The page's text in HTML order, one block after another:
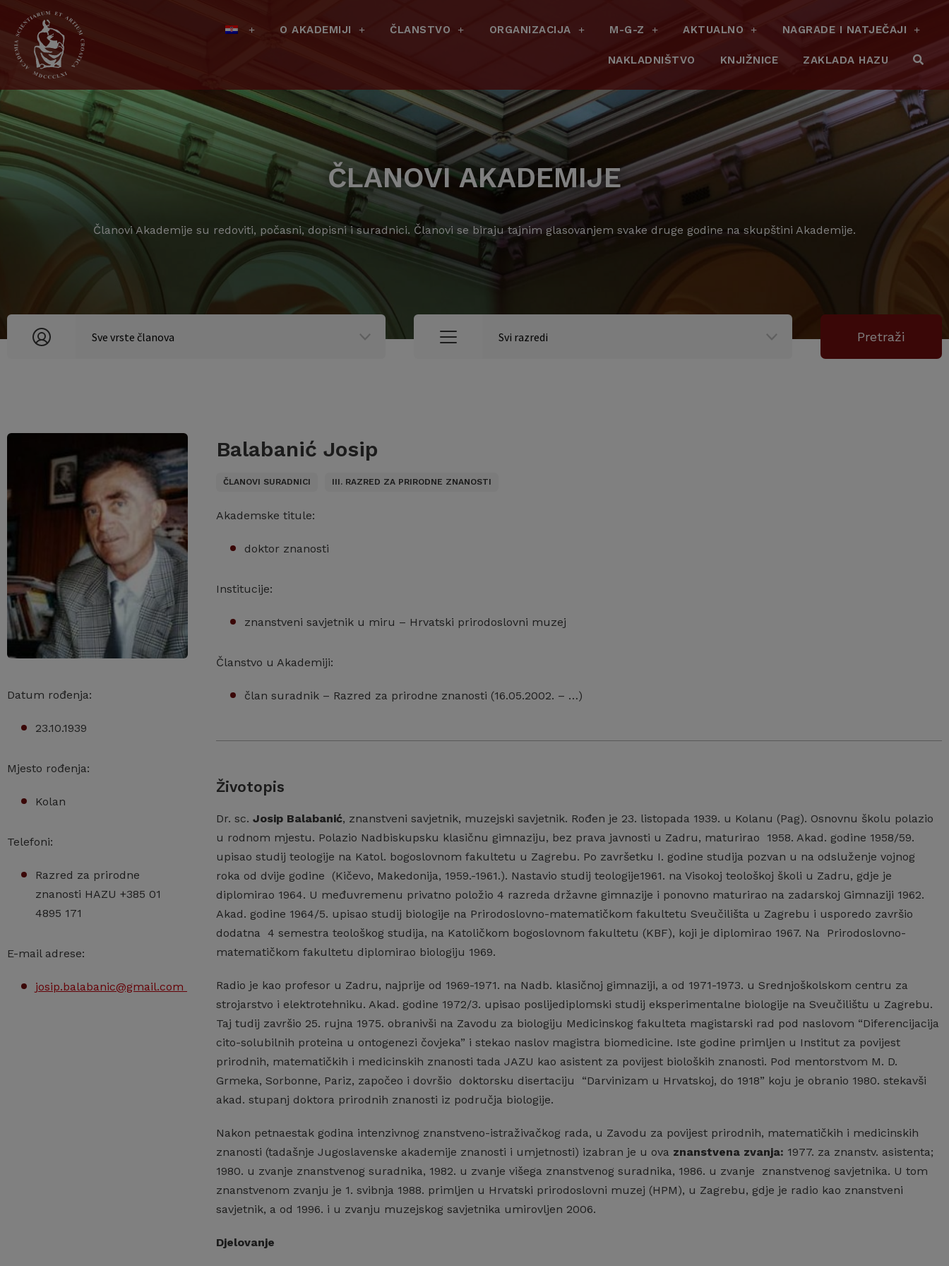
O AKADEMIJI ČLANSTVO ORGANIZACIJA M-G-Z AKTUALNO NAGRADE I NATJEČAJI
NAKLADNIŠTVO KNJIŽNICE ZAKLADA HAZU
ČLANOVI AKADEMIJE
Članovi Akademije su redoviti, počasni, dopisni i suradnici. Članovi se biraju tajnim glasovanjem svake druge godine na skupštini Akademije.
Datum rođenja:
23.10.1939
Mjesto rođenja:
Kolan
Telefoni:
Razred za prirodne
znanosti HAZU +385 01
4895 171
E-mail adrese:
josip.balabanic@gmail.com
Balabanić Josip
ČLANOVI SURADNICI III. RAZRED ZA PRIRODNE ZNANOSTI
Akademske titule:
doktor znanosti
Institucije:
znanstveni savjetnik u miru – Hrvatski prirodoslovni muzej
Članstvo u Akademiji:
član suradnik – Razred za prirodne znanosti (16.05.2002. – …)
Životopis
Dr. sc.Josip Balabanić, znanstveni savjetnik, muzejski savjetnik. Rođen je 23. listopada 1939. u Kolanu (Pag). Osnovnu školu polazio
u rodnom mjestu. Polazio Nadbiskupsku klasičnu gimnaziju, bez prava javnosti u Zadru, maturirao 1958. Akad. godine 1958/59.
upisao studij teologije na Katol. bogoslovnom fakultetu u Zagrebu. Po završetku I. godine studija pozvan u na odsluženje vojnog
roka od dvije godine (Kičevo, Makedonija, 1959.-1961.). Nastavio studij teologije1961. na Visokoj teološkoj školi u Zadru, gdje je
diplomirao 1964. U međuvremenu privatno položio 4 razreda državne gimnazije i ponovno maturirao na zadarskoj Gimnaziji 1962.
Akad. godine 1964/5. upisao studij biologije na Prirodoslovno-matematičkom fakultetu Sveučilišta u Zagrebu i usporedo završio
dodatna 4 semestra teološkog studija, na Katoličkom bogoslovnom fakultetu (KBF), koji je diplomirao 1967. Na Prirodoslovno-
matematičkom fakultetu diplomirao biologiju 1969.
Radio je kao profesor u Zadru, najprije od 1969-1971. na Nadb. klasičnoj gimnaziji, a od 1971-1973. u Srednjoškolskom centru za
strojarstvo i elektrotehniku. Akad. godine 1972/3. upisao poslijediplomski studij eksperimentalne biologije na Sveučilištu u Zagrebu.
Taj tudij završio 25. rujna 1975. obranivši na Zavodu za biologiju Medicinskog fakulteta magistarski rad pod naslovom “Diferencijacija
cito-solubilnih proteina u ontogenezi čovjeka” i stekao naslov magistra biomedicine. Iste godine primljen u Institut za povijest
prirodnih, matematičkih i medicinskih znanosti tada JAZU kao asistent za povijest bioloških znanosti. Pod mentorstvom M. D.
Grmeka, Sorbonne, Pariz, započeo i dovršio doktorsku disertaciju “Darvinizam u Hrvatskoj, do 1918” koju je obranio 1980. stekavši
akad. stupanj doktora prirodnih znanosti iz područja biologije.
Nakon petnaestak godina intenzivnog znanstveno-istraživačkog rada, u Zavodu za povijest prirodnih, matematičkih i medicinskih
znanosti (tadašnje Jugoslavenske akademije znanosti i umjetnosti) izabran je u ova znanstvena zvanja: 1977. za znanstv. asistenta;
1980. u zvanje znanstvenog suradnika, 1982. u zvanje višega znanstvenog suradnika, 1986. u zvanje znanstvenog savjetnika. U tom
znanstvenom zvanju je 1. svibnja 1988. primljen u Hrvatski prirodoslovni muzej (HPM), u Zagrebu, gdje je radio kao znanstveni
savjetnik, a od 1996. i u zvanju muzejskog savjetnika umirovljen 2006.
Djelovanje